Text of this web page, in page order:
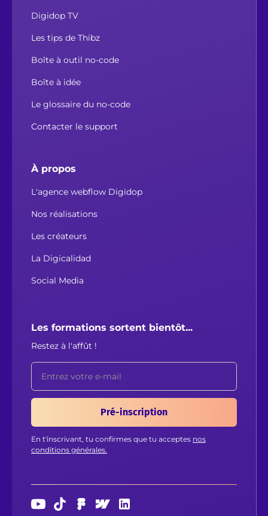
Digidop TV
Les tips de Thibz
Boîte à outil no-code
Boîte à idée
Le glossaire du no-code
Contacter le support
À propos
L'agence webflow Digidop
Nos réalisations
Les créateurs
La Digicalidad
Social Media
Les formations sortent bientôt...
Restez à l'affût !
En t'inscrivant, tu confirmes que tu acceptes nos
conditions générales.